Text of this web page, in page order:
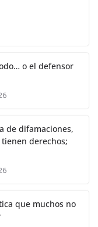
o el defensor
de difamaciones,
derechos;
que muchos no